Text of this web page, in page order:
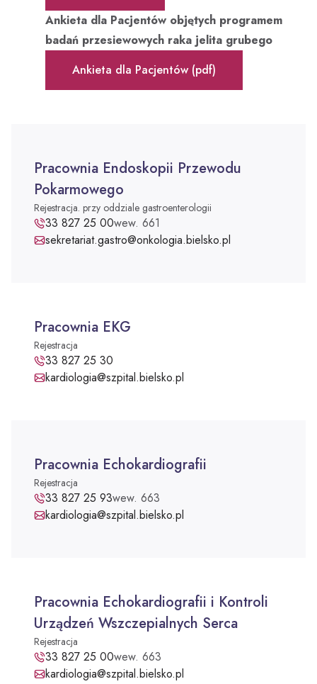
Ankieta dla Pacjentów objętych programem
badań przesiewowych raka jelita grubego
Ankieta dla Pacjentów (pdf)
Pracownia Endoskopii Przewodu
Pokarmowego
Rejestracja. przy oddziale gastroenterologii
Pracownia Endoskopii Przewodu Pokarmowego -
33 827 25 00wew. 661
Adres e-mail:
sekretariat.gastro@onkologia.bielsko.pl
Pracownia EKG
Rejestracja
Pracownia EKG - telefon:
33 827 25 30
Adres e-mail:
kardiologia@szpital.bielsko.pl
Pracownia Echokardiografii
Rejestracja
Pracownia Echokardiografii - telefon:
33 827 25 93wew. 663
Adres e-mail:
kardiologia@szpital.bielsko.pl
Pracownia Echokardiografii i Kontroli
Urządzeń Wszczepialnych Serca
Rejestracja
Pracownia Echokardiografii i Kontroli Urządzeń
33 827 25 00wew. 663
Adres e-mail:
kardiologia@szpital.bielsko.pl